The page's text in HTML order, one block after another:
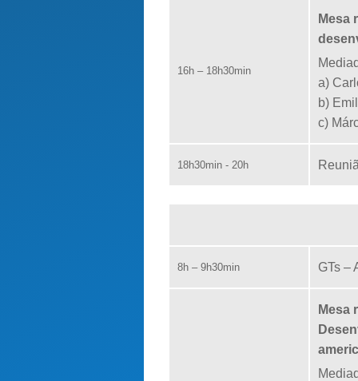
16h – 18h30min
Mesa
a)
b)
c)
18h30min - 20h
8h – 9h30min GTs –
Mesa